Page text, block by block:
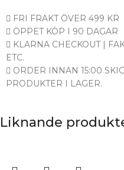
FRI FRAKT ÖVER 499 KR
ÖPPET KÖP I 90 DAGAR
KLARNA CHECKOUT |
ETC.
ORDER INNAN 15:00
PRODUKTER I LAGER.
Liknande